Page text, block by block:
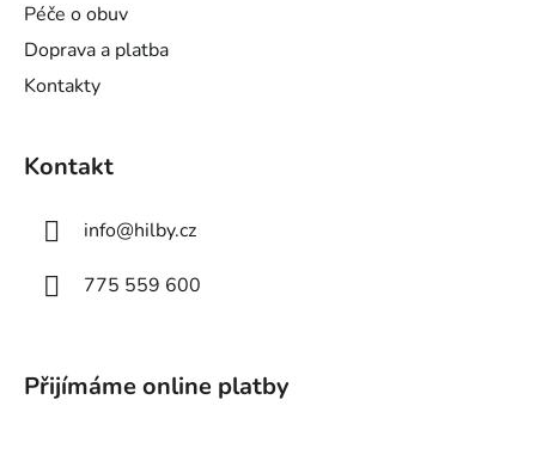
Péče o obuv
Doprava a platba
Kontakty
Kontakt
info@hilby.cz
775 559 600
Přijímáme online platby